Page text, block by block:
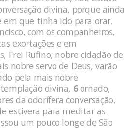
divina, porque ainda
em que tinha ido para orar.
com os companheiros,
exortações e em
Frei Rufino, nobre cidadão de
nobre servo de Deus, varão
pela mais nobre
divina, 6ornado,
da odorífera conversação,
estivera para meditar as
um pouco longe de São